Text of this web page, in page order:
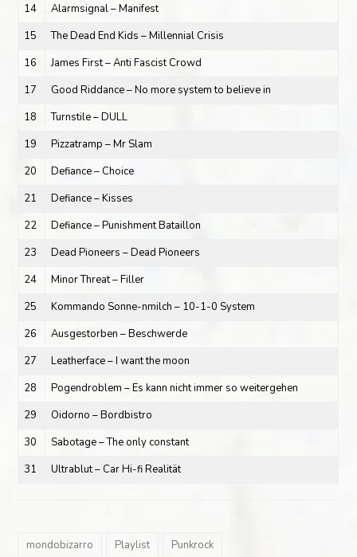
14
Alarmsignal – Manifest
15
The Dead End Kids – Millennial Crisis
16
James First – Anti Fascist Crowd
17
Good Riddance – No more system to believe in
18
Turnstile – DULL
19
Pizzatramp – Mr Slam
20
Defiance – Choice
21
Defiance – Kisses
22
Defiance – Punishment Bataillon
23
Dead Pioneers – Dead Pioneers
24
Minor Threat – Filler
25
Kommando Sonne-nmilch – 10-1-0 System
26
Ausgestorben – Beschwerde
27
Leatherface – I want the moon
28
Pogendroblem – Es kann nicht immer so weitergehen
29
Oidorno – Bordbistro
30
Sabotage – The only constant
31
Ultrablut – Car Hi-fi Realität
mondobizarro Playlist Punkrock